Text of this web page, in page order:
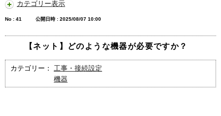
カテゴリー表示
No : 41 公開日時 : 2025/08/07 10:00
【ネット】どのような機器が必要ですか？
カテゴリー：
工事・接続設定
機器